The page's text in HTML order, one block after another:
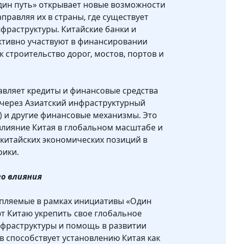
путь» открывает новые возможности
их в страны, где существует
Китайские банки и
участвуют в финансировании
строительство дорог, мостов, портов и
кредиты и финансовые средства
Азиатский инфраструктурный
и другие финансовые механизмы. Это
Китая в глобальном масштабе и
экономических позиций в
влияния
в рамках инициативы «Один
Китаю укрепить свое глобальное
и помощь в развитии
установлению Китая как